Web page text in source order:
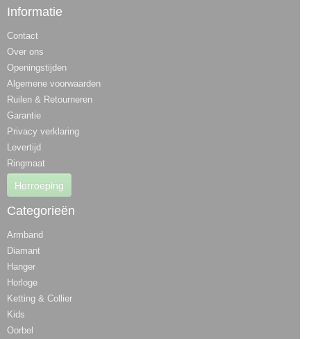
Informatie
Contact
Over ons
Openingstijden
Algemene voorwaarden
Ruilen & Retourneren
Garantie
Privacy verklaring
Levertijd
Ringmaat
Herroeping
Categorieën
Armband
Diamant
Hanger
Horloge
Ketting & Collier
Kids
Oorbel